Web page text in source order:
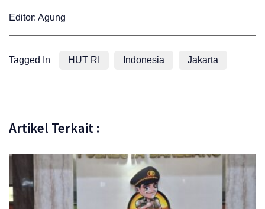
Editor: Agung
Tagged In HUT RI Indonesia Jakarta
Artikel Terkait :